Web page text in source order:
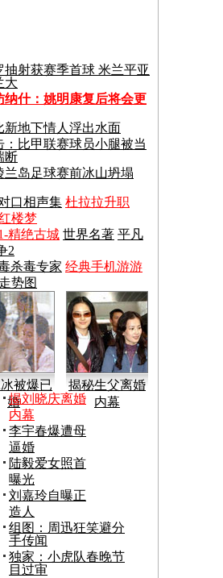
抽射获赛季首球 米兰平亚
大
纳什：姚明康复后将会更
新地下情人浮出水面
：比甲联赛球员小腿被当
断
兰岛足球赛前冰山坍塌
口相声集 杜拉拉升职
楼梦
精绝古城 世界名著 平凡
2
杀毒专家 经典手机游游
势图
被爆已
婚
揭秘生父离婚
内幕
揭刘晓庆离婚
内幕
李宇春爆遭母
逼婚
陆毅爱女照首
曝光
刘嘉玲自曝正
造人
组图：周迅狂笑避分
手传闻
独家：小虎队春晚节
目过审